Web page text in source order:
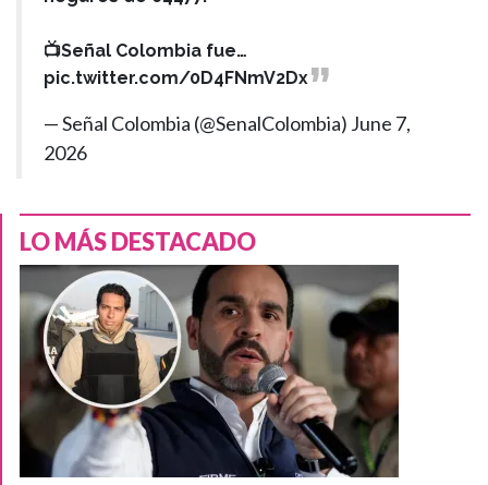
📺Señal Colombia fue…
pic.twitter.com/0D4FNmV2Dx
— Señal Colombia (@SenalColombia) June 7,
2026
LO MÁS DESTACADO